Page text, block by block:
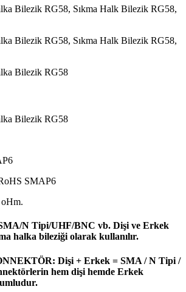
Bilezik RG58, Sıkma Halk Bilezik RG58,
Bilezik RG58, Sıkma Halk Bilezik RG58,
Bilezik RG58
Bilezik RG58
SMAP6
N Tipi/UHF/BNC vb. Dişi ve Erkek
halka bileziği olarak kullanılır.
Dişi + Erkek = SMA / N Tipi /
hem dişi hemde Erkek